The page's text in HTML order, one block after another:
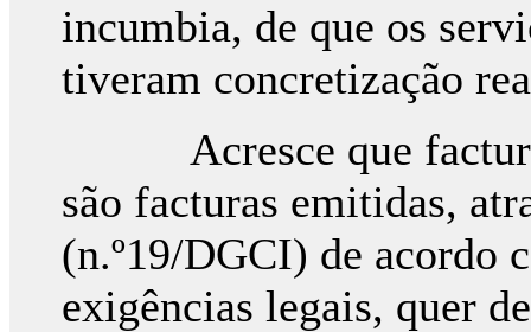
incumbia, de que os
tiveram concretização
Acresce que facturas
são facturas emitidas,
(n.º19/DGCI) de acordo
exigências legais, quer